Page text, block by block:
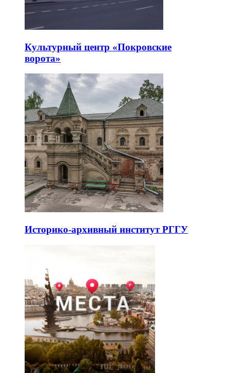
Культурный центр «Покровские
ворота»
Историко-архивный институт РГГУ